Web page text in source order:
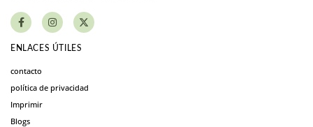
ENLACES ÚTILES
contacto
política de privacidad
Imprimir
Blogs